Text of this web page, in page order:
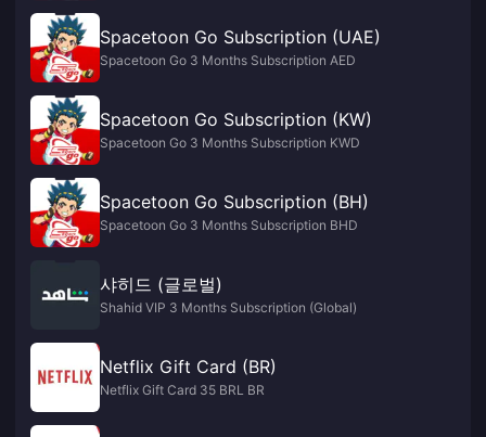
Spacetoon Go Subscription (UAE)
Spacetoon Go 3 Months Subscription AED
Spacetoon Go Subscription (KW)
Spacetoon Go 3 Months Subscription KWD
Spacetoon Go Subscription (BH)
Spacetoon Go 3 Months Subscription BHD
샤히드 (글로벌)
Shahid VIP 3 Months Subscription (Global)
Netflix Gift Card (BR)
Netflix Gift Card 35 BRL BR